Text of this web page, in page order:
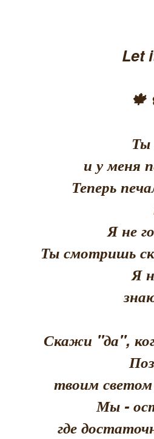
Let
🍁
и у меня
Теперь
Я не
Ты смотришь
Я
Скажи "да",
твоим светом
Мы -
где